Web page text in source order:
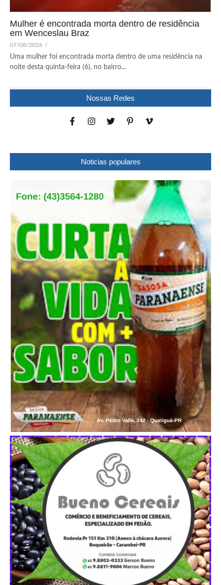
Mulher é encontrada morta dentro de residência
em Wenceslau Braz
07/08/2026 /
Uma mulher foi encontrada morta dentro de uma residência na
noite desta quinta-feira (6), no bairro...
Nossas Redes
Noticias populares